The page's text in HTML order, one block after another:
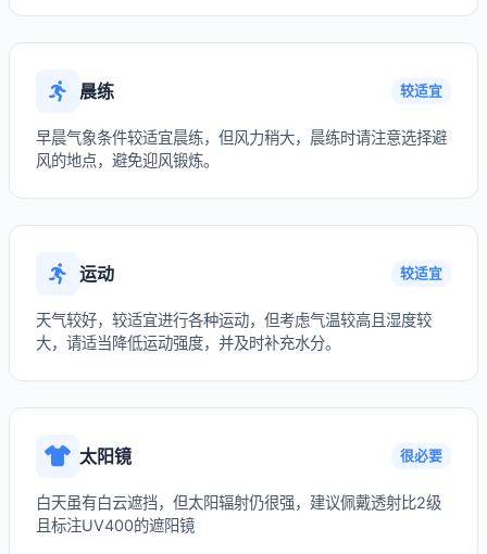
晨练 较适宜
早晨气象条件较适宜晨练，但风力稍大，晨练时请注意选择避
风的地点，避免迎风锻炼。
运动 较适宜
天气较好，较适宜进行各种运动，但考虑气温较高且湿度较
大，请适当降低运动强度，并及时补充水分。
太阳镜 很必要
白天虽有白云遮挡，但太阳辐射仍很强，建议佩戴透射比2级
且标注UV400的遮阳镜